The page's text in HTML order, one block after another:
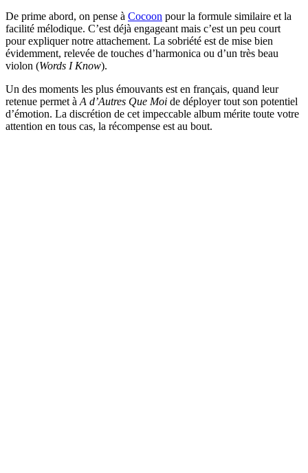
De prime abord, on pense à Cocoon pour la formule similaire et la
facilité mélodique. C’est déjà engageant mais c’est un peu court
pour expliquer notre attachement. La sobriété est de mise bien
évidemment, relevée de touches d’harmonica ou d’un très beau
violon (Words I Know).
Un des moments les plus émouvants est en français, quand leur
retenue permet à A d’Autres Que Moi de déployer tout son potentiel
d’émotion. La discrétion de cet impeccable album mérite toute votre
attention en tous cas, la récompense est au bout.